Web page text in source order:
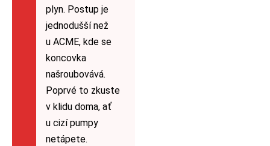
plyn. Postup je
jednodušší než
u ACME, kde se
koncovka
našroubovává.
Poprvé to zkuste
v klidu doma, ať
u cizí pumpy
netápete.